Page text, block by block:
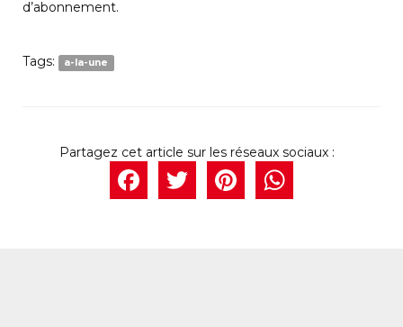
d’abonnement.
Tags: a-la-une
Facebook
Twitter